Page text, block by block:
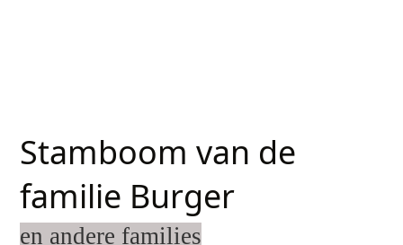
Stamboom van de
familie Burger
en andere families